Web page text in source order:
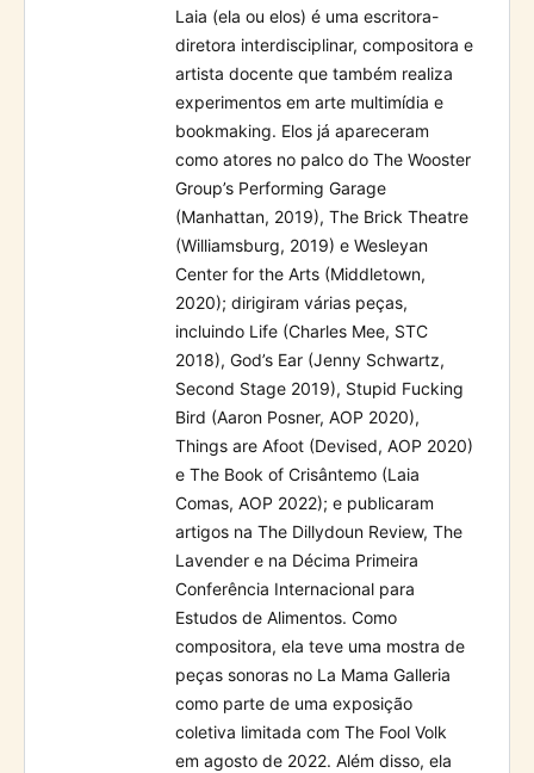
Laia (ela ou elos) é uma escritora-
diretora interdisciplinar, compositora e
artista docente que também realiza
experimentos em arte multimídia e
bookmaking. Elos já apareceram
como atores no palco do The Wooster
Group’s Performing Garage
(Manhattan, 2019), The Brick Theatre
(Williamsburg, 2019) e Wesleyan
Center for the Arts (Middletown,
2020); dirigiram várias peças,
incluindo Life (Charles Mee, STC
2018), God’s Ear (Jenny Schwartz,
Second Stage 2019), Stupid Fucking
Bird (Aaron Posner, AOP 2020),
Things are Afoot (Devised, AOP 2020)
e The Book of Crisântemo (Laia
Comas, AOP 2022); e publicaram
artigos na The Dillydoun Review, The
Lavender e na Décima Primeira
Conferência Internacional para
Estudos de Alimentos. Como
compositora, ela teve uma mostra de
peças sonoras no La Mama Galleria
como parte de uma exposição
coletiva limitada com The Fool Volk
em agosto de 2022. Além disso, ela